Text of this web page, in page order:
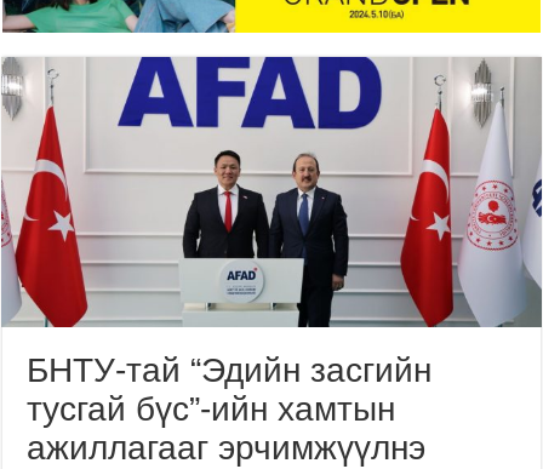
БНТУ-тай “Эдийн засгийн
тусгай бүс”-ийн хамтын
ажиллагааг эрчимжүүлнэ